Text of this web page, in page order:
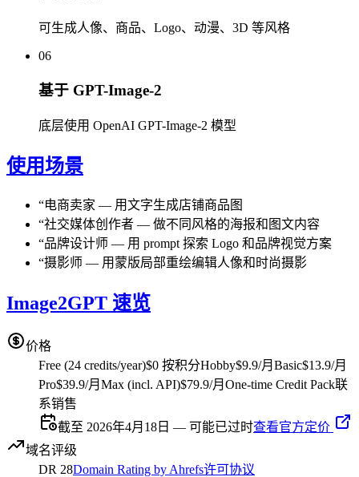
可生成人像、商品、Logo、动漫、3D 等风格
06
基于 GPT-Image-2
底层使用 OpenAI GPT-Image-2 模型
使用场景
“电商卖家 — 用文字生成店铺商品图
“社交媒体创作者 — 做不同风格的海报和图文内容
“品牌设计师 — 用 prompt 探索 Logo 和品牌视觉方案
“摄影师 — 用蒙版局部重绘编辑人像和时尚摄影
Image2GPT 速览
价格
Free (24 credits/year)$0 按积分Hobby$9.9/月 Basic$13.9/月
Pro$39.9/月 Max (incl. API)$79.9/月 One-time Credit Pack联
系销售
截至 2026年4月18日 — 可能已过时查看官方定价
域名评级
DR 28Domain Rating by Ahrefs许可协议